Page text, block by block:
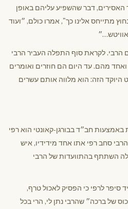
האסירים, דבר שהשפיע עליהם באופן
מתייחס אלינו כך", אמרו כולם, ״ועוד
הרבי. לקראת סוף התפלה העביר הרבי
מהם. עד היום הם חוזרים ואומרים
היוקד הזה: הוא מלווה אותם עשרים
חב״ד בבורגן-קאונטי הוא רפי
הרבי סחב רפי אתו אחד מידידיו, איש
השתתף בהתוועדות של הרבי
סיפר לרפי כי הפסיק לאכול טרף,
של ברכה״ שהרבי נתן לי, הרי בכל